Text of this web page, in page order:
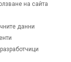
на сайта
данни